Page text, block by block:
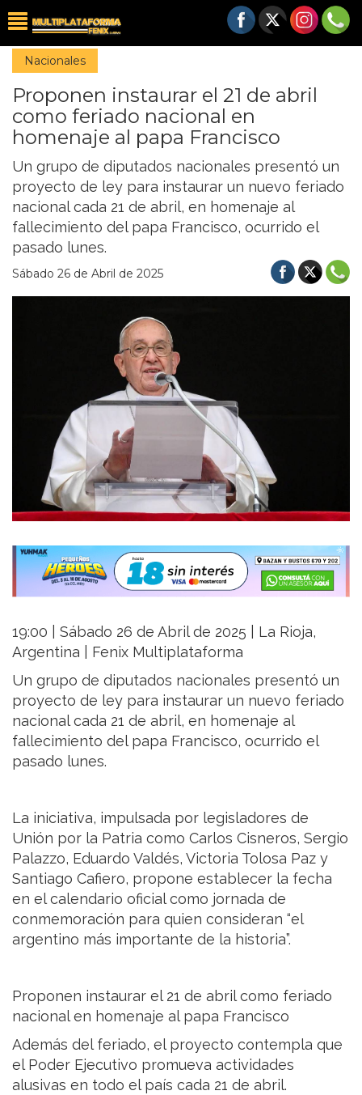
Nacionales
Proponen instaurar el 21 de abril
como feriado nacional en
homenaje al papa Francisco
Un grupo de diputados nacionales presentó un
proyecto de ley para instaurar un nuevo feriado
nacional cada 21 de abril, en homenaje al
fallecimiento del papa Francisco, ocurrido el
pasado lunes.
Sábado 26 de Abril de 2025
19:00 | Sábado 26 de Abril de 2025 | La Rioja,
Argentina | Fenix Multiplataforma
Un grupo de diputados nacionales presentó un
proyecto de ley para instaurar un nuevo feriado
nacional cada 21 de abril, en homenaje al
fallecimiento del papa Francisco, ocurrido el
pasado lunes.
La iniciativa, impulsada por legisladores de
Unión por la Patria como Carlos Cisneros, Sergio
Palazzo, Eduardo Valdés, Victoria Tolosa Paz y
Santiago Cafiero, propone establecer la fecha
en el calendario oficial como jornada de
conmemoración para quien consideran “el
argentino más importante de la historia”.
Proponen instaurar el 21 de abril como feriado
nacional en homenaje al papa Francisco
Además del feriado, el proyecto contempla que
el Poder Ejecutivo promueva actividades
alusivas en todo el país cada 21 de abril.